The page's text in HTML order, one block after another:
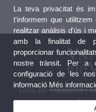
Grau en Traducció i
La teva privacitat és
t'informem que
realitzar anàlisis d'ús i
amb la finalitat de
proporcionar
nostre trànsit. Per a
configuració de les
informació Més